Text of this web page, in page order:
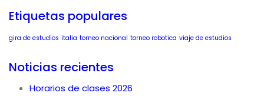
Etiquetas populares
gira de estudios italia torneo nacional torneo robotica viaje de estudios
Noticias recientes
Horarios de clases 2026